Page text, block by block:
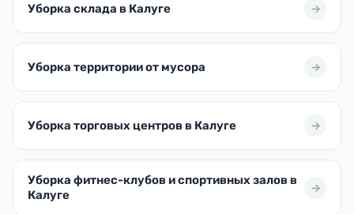
Уборка склада в Калуге
Уборка территории от мусора
Уборка торговых центров в Калуге
Уборка фитнес-клубов и спортивных залов в
Калуге